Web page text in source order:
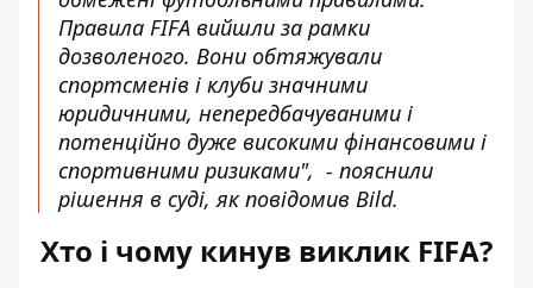
Правила FIFA вийшли за рамки
дозволеного. Вони обтяжували
спортсменів і клуби значними
юридичними, непередбачуваними і
потенційно дуже високими фінансовими і
спортивними ризиками", - пояснили
рішення в суді, як повідомив Bild.
Хто і чому кинув виклик FIFA?